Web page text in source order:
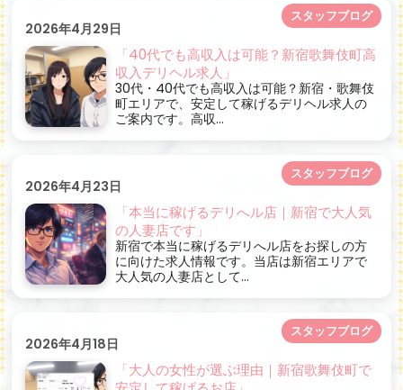
2026年4月29日
スタッフブログ
「40代でも高収入は可能？新宿歌舞伎町高
収入デリヘル求人」
30代・40代でも高収入は可能？新宿・歌舞伎
町エリアで、安定して稼げるデリヘル求人の
ご案内です。高収...
2026年4月23日
スタッフブログ
「本当に稼げるデリへル店｜新宿で大人気
の人妻店です」
新宿で本当に稼げるデリへル店をお探しの方
に向けた求人情報です。当店は新宿エリアで
大人気の人妻店として...
2026年4月18日
スタッフブログ
「大人の女性が選ぶ理由｜新宿歌舞伎町で